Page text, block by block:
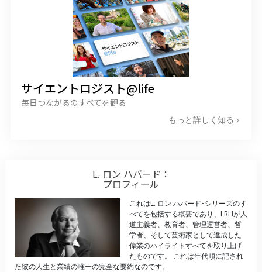
サイエントロジスト@life
毎日つながるのすべてを観る
もっと詳しく知る
L. ロン ハバード：
プロフィール
これはL. ロン ハバード･シリーズのす
べてを包括する概要であり、LRHが人
道主義者、教育者、管理運営者、哲
学者、そして芸術家として達成した
偉業のハイライトすべてを取り上げ
たものです。
これは年代順に記され
た彼の人生と業績の唯一の完全な要約なのです。